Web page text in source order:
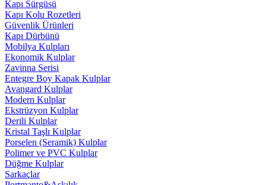
Kapı Sürgüsü
Kapı Kolu Rozetleri
Güvenlik Ürünleri
Kapı Dürbünü
Mobilya Kulpları
Ekonomik Kulplar
Zavinna Serisi
Entegre Boy Kapak Kulplar
Avangard Kulplar
Modern Kulplar
Ekstrüzyon Kulplar
Derili Kulplar
Kristal Taşlı Kulplar
Porselen (Seramik) Kulplar
Polimer ve PVC Kulplar
Düğme Kulplar
Sarkaçlar